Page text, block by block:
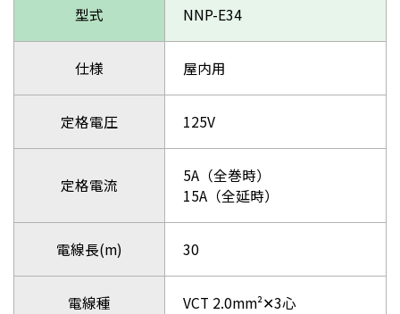
型式 NNP-E34
仕様 屋内用
定格電圧 125V
定格電流
5A（全巻時）
15A（全延時）
電線長(m) 30
電線種 VCT 2.0mm²✕3心